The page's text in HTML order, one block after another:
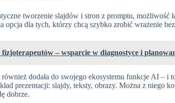
tworzenie slajdów i stron z promptu, możliwość
opcja dla tych, którzy chcą szybko zrobić wrażenie
– wsparcie w diagnostyce i
również dodała do swojego ekosystemu funkcje AI – i
prezentacji: slajdy, teksty, obrazy. Można z
dobrze.